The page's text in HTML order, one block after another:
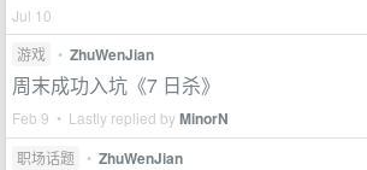
Jul 10
游戏
• ZhuWenJian
周末成功入坑《7 日杀》
Feb 9 • Lastly replied byMinorN
职场话题 • ZhuWenJian